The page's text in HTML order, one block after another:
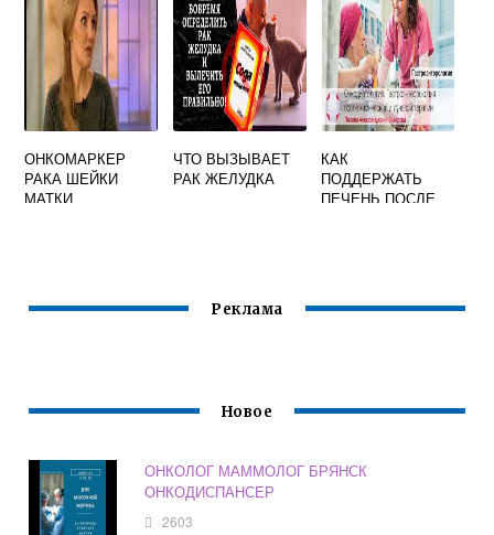
ОНКОМАРКЕР
РАКА ШЕЙКИ
МАТКИ
ЧТО ВЫЗЫВАЕТ
РАК ЖЕЛУДКА
КАК
ПОДДЕРЖАТЬ
ПЕЧЕНЬ ПОСЛЕ
Реклама
Новое
ОНКОЛОГ МАММОЛОГ БРЯНСК
ОНКОДИСПАНСЕР
2603